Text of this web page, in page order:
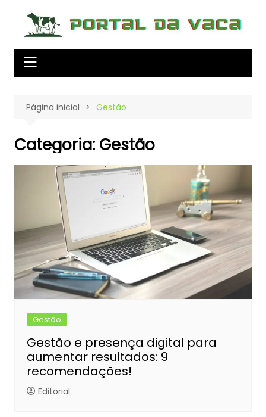
conteúdo
Página inicial Gestão
Categoria: Gestão
Gestão
Gestão e presença digital para
aumentar resultados: 9
recomendações!
Editorial